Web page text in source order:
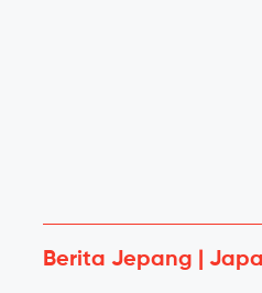
Berita Jepang |